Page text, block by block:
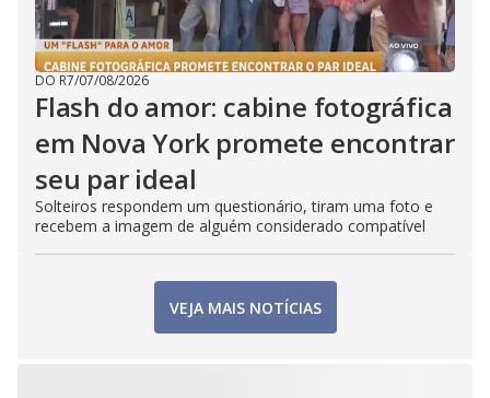
DO R7/07/08/2026
Flash do amor: cabine fotográfica
em Nova York promete encontrar
seu par ideal
Solteiros respondem um questionário, tiram uma foto e
recebem a imagem de alguém considerado compatível
VEJA MAIS NOTÍCIAS